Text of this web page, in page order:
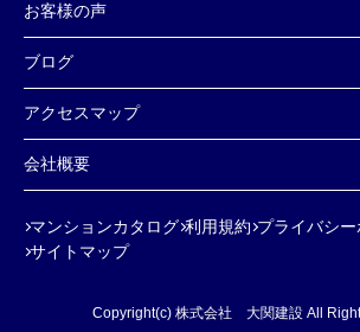
お客様の声
ブログ
アクセスマップ
会社概要
マンションカタログ 利用規約 プライバシー
サイトマップ
Copyright(c) 株式会社 大関建設 All